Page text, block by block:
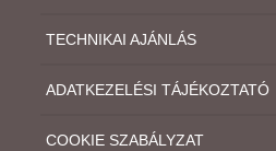
TECHNIKAI AJÁNLÁS
ADATKEZELÉSI TÁJÉKOZTATÓ
COOKIE SZABÁLYZAT